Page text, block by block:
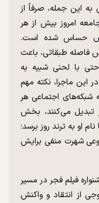
به این جمله، صرفاً از
امروز بیش از هر
حساس شده است.
فاصله طبقاتی، باعث
با لحنی شبیه به
ماجرا، نکته مهم
اجتماعی هر
تبدیل می‌کنند، بخش
او به ترند روز برسد؛
شهرت منفی برایش
فیلم فجر در مسیر
از انتقاد و واکنش